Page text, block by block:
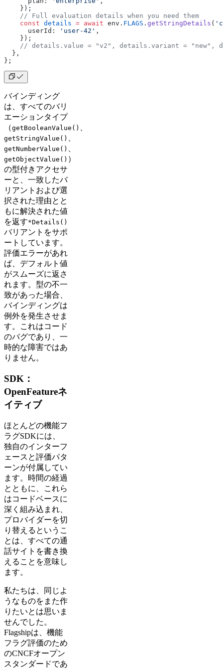
    });
    // Full evaluation details when you need them
    const
details = await env. FLAGS . getStringDetails (
      userId:
'user-42' ,
    });
// details.value = "v2", details.variant = "new",
  },
};
バインディング
は、すべてのバリ
エーションタイプ
（getBooleanValue()
getStringValue()
getNumberValue()
getObjectValue() ）
の型付きアクセサ
ーと、一致したバ
リアントおよび選
択された理由とと
もに解決された値
を返す*Details()
バリアントをサポ
ートしています。
評価エラーがあれ
ば、デフォルト値
がスムーズに返さ
れます。型の不一
致があった場合、
バインディングは
例外を発生させま
す。これはコード
のバグであり、一
時的な障害ではあ
りません。
SDK：
OpenFeatureネ
イティブ
ほとんどの機能フ
ラグSDKには、
独自のインターフ
ェースと評価パタ
ーンが付属してい
ます。時間の経過
とともに、これら
はコードベースに
深く組み込まれ、
プロバイダーを切
り替えるというこ
とは、すべての通
話サイトを書き換
えることを意味し
ます。
私たちは、同じよ
うなものをまた作
りたいとは思いま
せんでした。
Flagshipは、機能
フラグ評価のため
のCNCFオープン
スタンダードであ